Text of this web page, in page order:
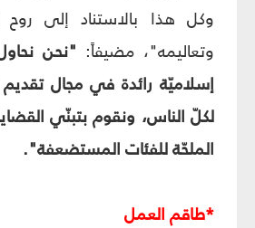
وكل هذا بالاستناد إلى
وتعاليمه"، مضيفاً: "نحن
إسلاميّة رائدة في مجال
لكلّ الناس، ونقوم بتبنّي
الملحّة للفئات المستضعفة".
*طاقم العمل